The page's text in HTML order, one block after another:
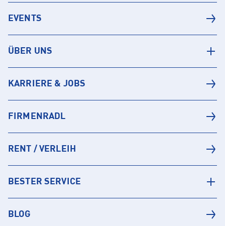
EVENTS
ÜBER UNS
KARRIERE & JOBS
FIRMENRADL
RENT / VERLEIH
BESTER SERVICE
BLOG